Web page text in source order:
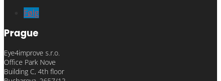
Følg
Prague
Eye4improve s.r.o.
Office Park Nove
Building C, 4th floor